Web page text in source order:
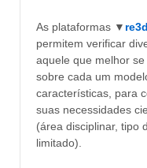
As plataformas ▼
permitem verificar
aquele que melhor
sobre cada um
características, para
suas necessidades
(área disciplinar, tipo
limitado).